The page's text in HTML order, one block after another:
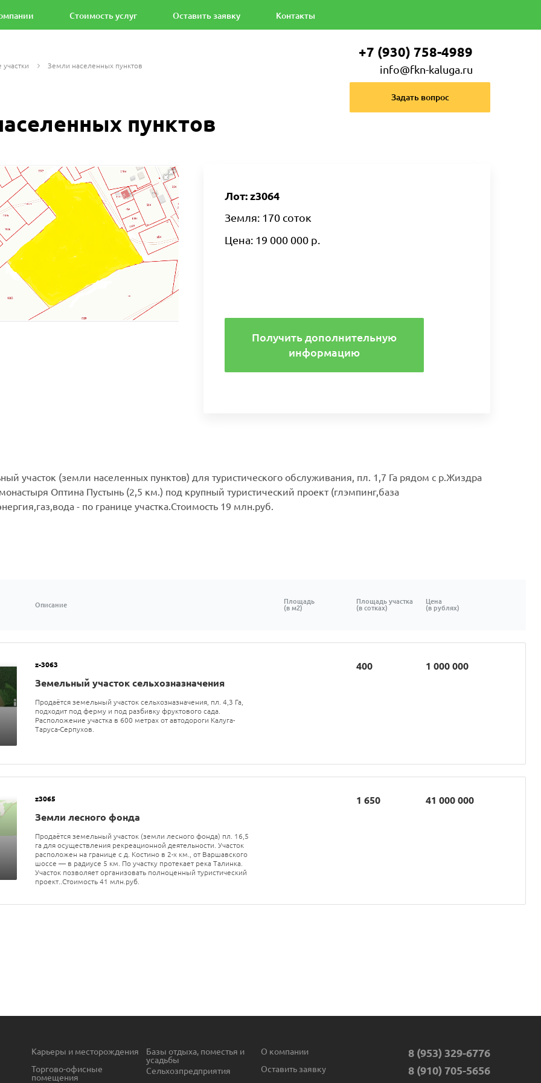
+7 (930) 758-4989
info@fkn-kaluga.ru
Задать вопрос
Стоимость услуг Оставить заявку Контакты
Земли населенных пунктов
пунктов
Лот: z3064
Земля: 170 соток
Цена: 19 000 000 р.
Получить дополнительную
информацию
участок (земли населенных пунктов) для туристического обслуживания, пл. 1,7 Га рядом с р.Жиздра
Оптина Пустынь (2,5 км.) под крупный туристический проект (глэмпинг,база
- по границе участка.Стоимость 19 млн.руб.
Описание
Площадь
(в м2)
Площадь участка
(в сотках)
Цена
(в рублях)
z-3063
Земельный участок сельхозназначения
Продаётся земельный участок сельхозназначения, пл. 4,3 Га,
подходит под ферму и под разбивку фруктового сада.
Расположение участка в 600 метрах от автодороги Калуга-
Таруса-Серпухов.
400 1 000 000
z3065
Земли лесного фонда
Продаётся земельный участок (земли лесного фонда) пл. 16,5
га для осуществления рекреационной деятельности. Участок
расположен на границе с д. Костино в 2-х км., от Варшавского
шоссе — в радиусе 5 км. По участку протекает река Талинка.
Участок позволяет организовать полноценный туристический
проект..Стоимость 41 млн.руб.
1 650 41 000 000
Карьеры и месторождения
Торгово-офисные
помещения
Базы отдыха, поместья и
усадьбы
Сельхозпредприятия
О компании
Оставить заявку
8 (953) 329-6776
8 (910) 705-5656